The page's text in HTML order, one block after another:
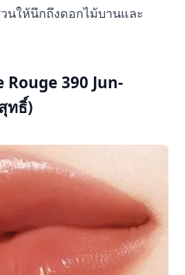
นให้นึกถึงดอกไม้บานและ
Rouge 390 Jun-
ทธิ์)